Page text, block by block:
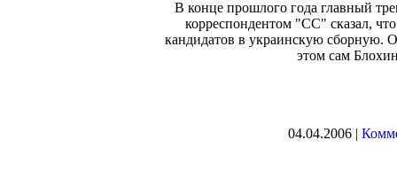
В конце прошлого года главный
корреспондентом "СС" сказал,
кандидатов в украинскую сборную.
этом сам
04.04.2006 |